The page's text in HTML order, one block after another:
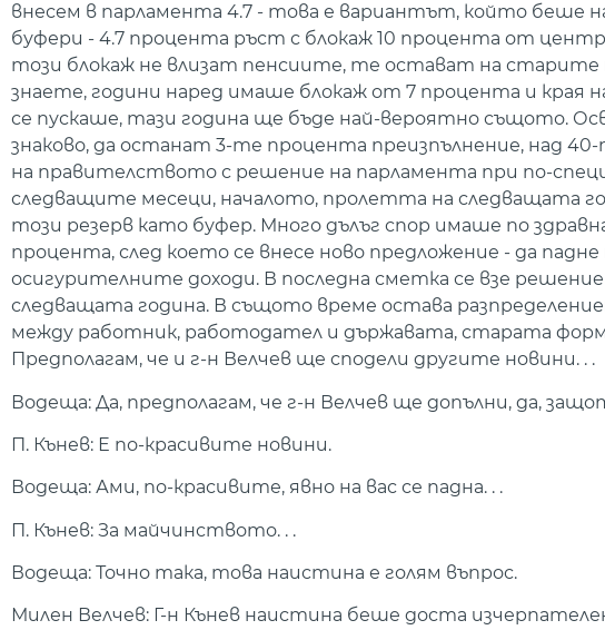
внесем в парламента 4.7 - това е вариантът, който беше
буфери - 4.7 процента ръст с блокаж 10 процента от
този блокаж не влизат пенсиите, те остават на
знаете, години наред имаше блокаж от 7 процента и края
се пускаше, тази година ще бъде най-вероятно същото.
знаково, да останат 3-те процента преизпълнение, над
на правителството с решение на парламента при по-
следващите месеци, началото, пролетта на следващата
този резерв като буфер. Много дълъг спор имаше по
процента, след което се внесе ново предложение - да
осигурителните доходи. В последна сметка се взе
следващата година. В същото време остава
между работник, работодател и държавата, старата
Предполагам, че и г-н Велчев ще сподели другите новини. . .
Водеща: Да, предполагам, че г-н Велчев ще допълни, да,
П. Кънев: Е по-красивите новини.
Водеща: Ами, по-красивите, явно на вас се падна. . .
П. Кънев: За майчинството. . .
Водеща: Точно така, това наистина е голям въпрос.
Милен Велчев: Г-н Кънев наистина беше доста